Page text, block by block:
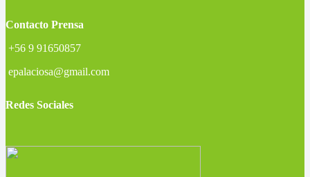
Contacto Prensa
+56 9 91650857
epalaciosa@gmail.com
Redes Sociales